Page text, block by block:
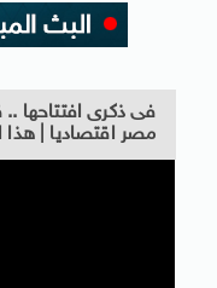
فى ذكرى افتتاحها ..
مصر اقتصاديا | هذا